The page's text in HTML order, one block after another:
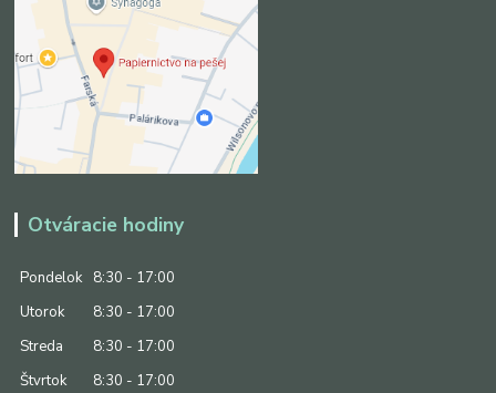
Otváracie hodiny
Pondelok
8:30 - 17:00
Utorok
8:30 - 17:00
Streda
8:30 - 17:00
Štvrtok
8:30 - 17:00